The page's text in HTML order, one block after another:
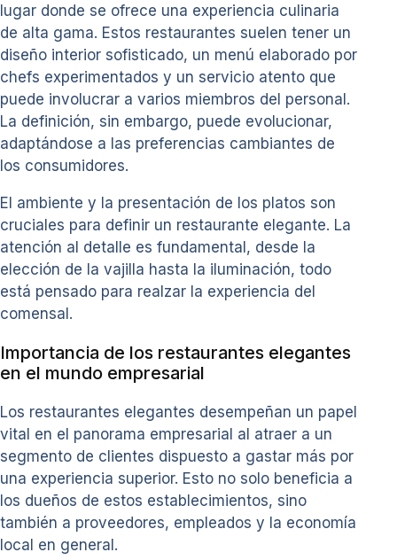
lugar donde se ofrece una experiencia culinaria
de alta gama. Estos restaurantes suelen tener un
diseño interior sofisticado, un menú elaborado por
chefs experimentados y un servicio atento que
puede involucrar a varios miembros del personal.
La definición, sin embargo, puede evolucionar,
adaptándose a las preferencias cambiantes de
los consumidores.
El ambiente y la presentación de los platos son
cruciales para definir un restaurante elegante. La
atención al detalle es fundamental, desde la
elección de la vajilla hasta la iluminación, todo
está pensado para realzar la experiencia del
comensal.
Importancia de los restaurantes elegantes
en el mundo empresarial
Los restaurantes elegantes desempeñan un papel
vital en el panorama empresarial al atraer a un
segmento de clientes dispuesto a gastar más por
una experiencia superior. Esto no solo beneficia a
los dueños de estos establecimientos, sino
también a proveedores, empleados y la economía
local en general.